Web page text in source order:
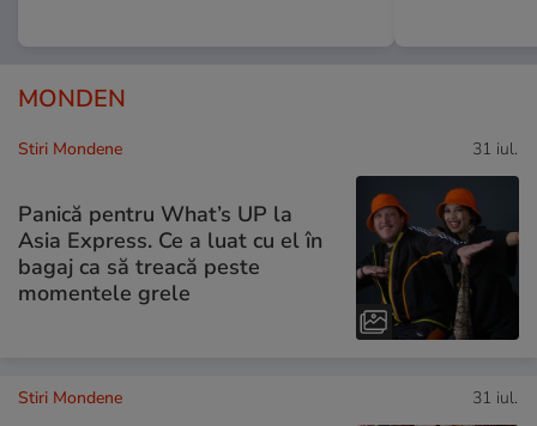
MONDEN
Stiri Mondene 31 iul.
Panică pentru What’s UP la
Asia Express. Ce a luat cu el în
bagaj ca să treacă peste
momentele grele
Stiri Mondene 31 iul.